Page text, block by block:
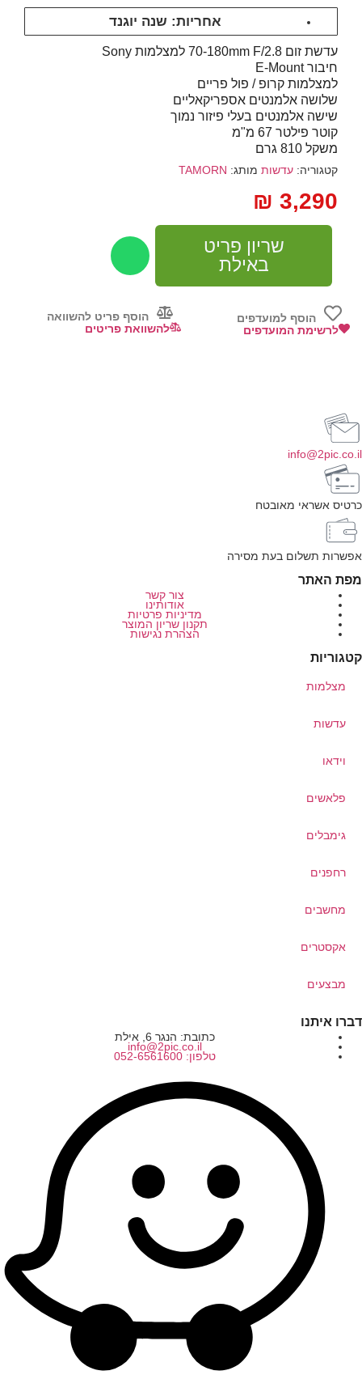
אחריות: שנה יוגנד
עדשת זום 70-180mm F/2.8 למצלמות Sony
חיבור E-Mount
למצלמות קרופ / פול פריים
שלושה אלמנטים אספריקאליים
שישה אלמנטים בעלי פיזור נמוך
קוטר פילטר 67 מ"מ
משקל 810 גרם
קטגוריה: עדשות מותג: TAMORN
₪ 3,290
שריון פריט
באילת
הוסף למועדפים
לרשימת המועדפים
הוסף פריט להשוואה
להשוואת פריטים
info@2pic.co.il
כרטיס אשראי מאובטח
אפשרות תשלום בעת מסירה
מפת האתר
צור קשר
אודותינו
מדיניות פרטיות
תקנון שריון המוצר
הצהרת נגישות
קטגוריות
מצלמות
עדשות
וידאו
פלאשים
גימבלים
רחפנים
מחשבים
אקסטרים
מבצעים
דברו איתנו
כתובת: הנגר 6, אילת
info@2pic.co.il
טלפון: 052-6561600